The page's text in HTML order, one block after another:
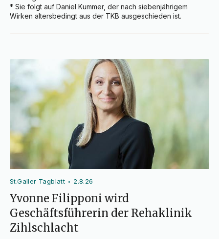
* Sie folgt auf Daniel Kummer, der nach siebenjährigem
Wirken altersbedingt aus der TKB ausgeschieden ist.
St.Galler Tagblatt • 2.8.26
Yvonne Filipponi wird
Geschäftsführerin der Rehaklinik
Zihlschlacht